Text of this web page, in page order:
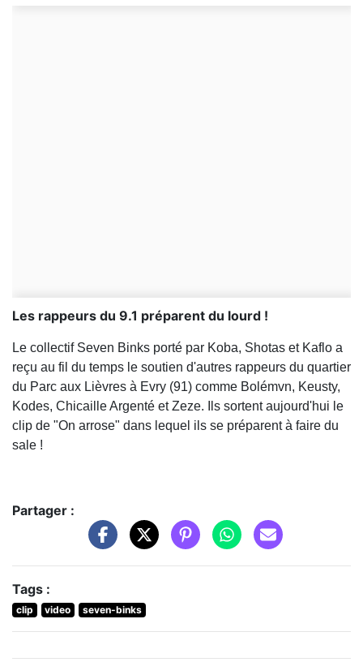
Les rappeurs du 9.1 préparent du lourd !
Le collectif Seven Binks porté par Koba, Shotas et Kaflo a
reçu au fil du temps le soutien d'autres rappeurs du quartier
du Parc aux Lièvres à Evry (91) comme Bolémvn, Keusty,
Kodes, Chicaille Argenté et Zeze. Ils sortent aujourd'hui le
clip de "On arrose" dans lequel ils se préparent à faire du
sale !
Partager :
Tags :
clip video seven-binks